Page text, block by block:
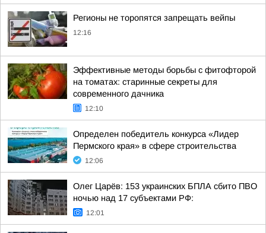
Регионы не торопятся запрещать вейпы
12:16
Эффективные методы борьбы с фитофторой
на томатах: старинные секреты для
современного дачника
12:10
Определен победитель конкурса «Лидер
Пермского края» в сфере строительства
12:06
Олег Царёв: 153 украинских БПЛА сбито ПВО
ночью над 17 субъектами РФ:
12:01